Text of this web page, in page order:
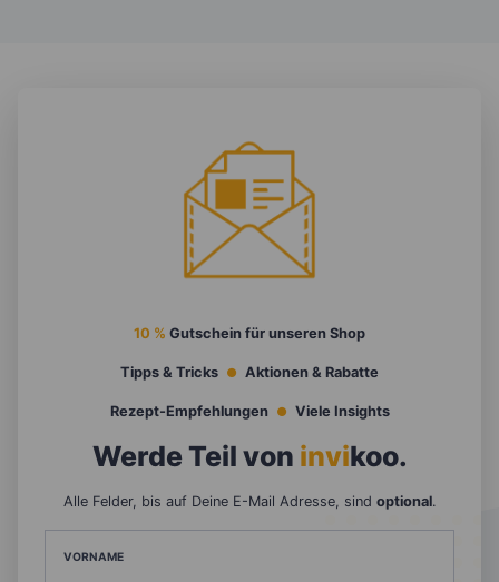
10 % Gutschein für unseren Shop
Tipps & Tricks Aktionen & Rabatte
Rezept-Empfehlungen Viele Insights
Werde Teil von invikoo.
Alle Felder, bis auf Deine E-Mail Adresse, sind optional.
VORNAME